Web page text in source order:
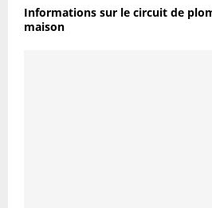
Informations sur le circuit de
maison